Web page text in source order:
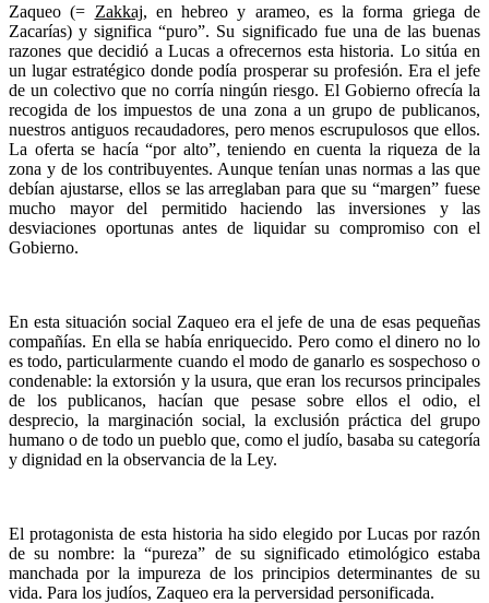
Zaqueo (= Zakkaj, en hebreo y arameo, es la forma griega de
Zacarías) y significa “puro”. Su significado fue una de las buenas
razones que decidió a Lucas a ofrecernos esta historia. Lo sitúa en
un lugar estratégico donde podía prosperar su profesión. Era el jefe
de un colectivo que no corría ningún riesgo. El Gobierno ofrecía la
recogida de los impuestos de una zona a un grupo de publicanos,
nuestros antiguos recaudadores, pero menos escrupulosos que ellos.
La oferta se hacía “por alto”, teniendo en cuenta la riqueza de la
zona y de los contribuyentes. Aunque tenían unas normas a las que
debían ajustarse, ellos se las arreglaban para que su “margen” fuese
mucho mayor del permitido haciendo las inversiones y las
desviaciones oportunas antes de liquidar su compromiso con el
Gobierno.
En esta situación social Zaqueo era el jefe de una de esas pequeñas
compañías. En ella se había enriquecido. Pero como el dinero no lo
es todo, particularmente cuando el modo de ganarlo es sospechoso o
condenable: la extorsión y la usura, que eran los recursos principales
de los publicanos, hacían que pesase sobre ellos el odio, el
desprecio, la marginación social, la exclusión práctica del grupo
humano o de todo un pueblo que, como el judío, basaba su categoría
y dignidad en la observancia de la Ley.
El protagonista de esta historia ha sido elegido por Lucas por razón
de su nombre: la “pureza” de su significado etimológico estaba
manchada por la impureza de los principios determinantes de su
vida. Para los judíos, Zaqueo era la perversidad personificada.